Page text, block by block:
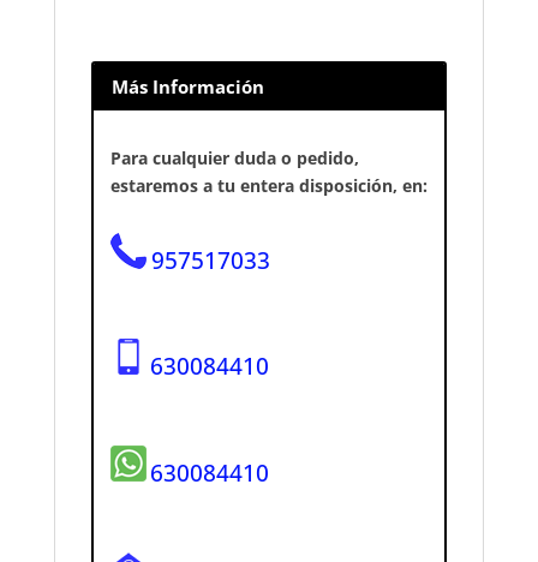
Más Información
Para cualquier duda o pedido,
estaremos a tu entera disposición, en:
957517033
630084410
630084410